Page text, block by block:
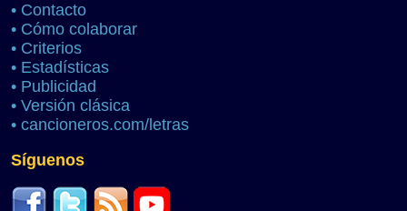
• Contacto
• Cómo colaborar
• Criterios
• Estadísticas
• Publicidad
• Versión clásica
• cancioneros.com/letras
Síguenos